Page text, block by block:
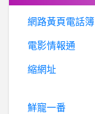
網路黃頁電話簿
電影情報通
縮網址
鮮寵一番